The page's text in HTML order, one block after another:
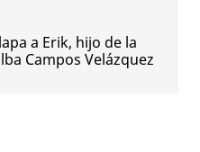
a Erik, hijo de la
Campos Velázquez